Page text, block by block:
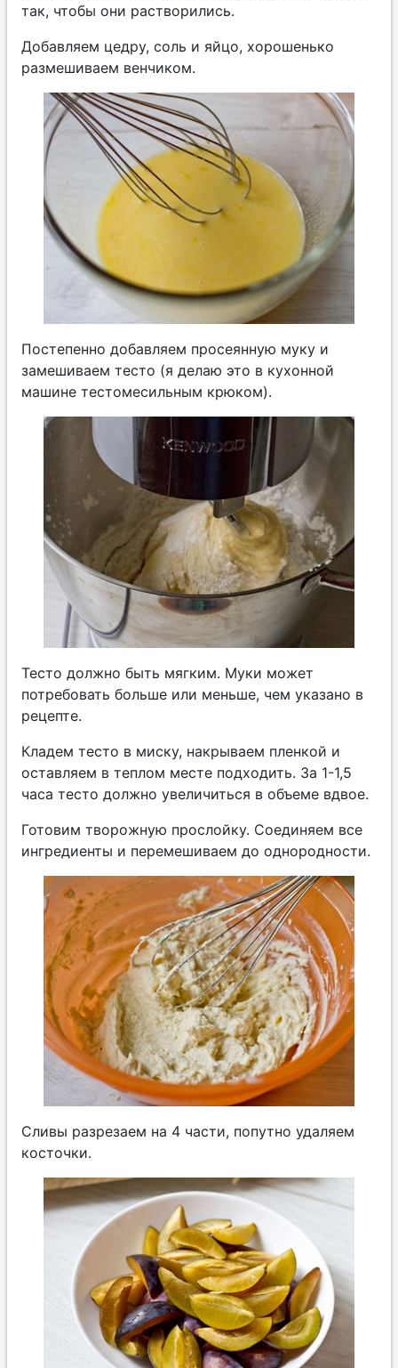
так, чтобы они растворились.
Добавляем цедру, соль и яйцо, хорошенько
размешиваем венчиком.
Постепенно добавляем просеянную муку и
замешиваем тесто (я делаю это в кухонной
машине тестомесильным крюком).
Тесто должно быть мягким. Муки может
потребовать больше или меньше, чем указано в
рецепте.
Кладем тесто в миску, накрываем пленкой и
оставляем в теплом месте подходить. За 1-1,5
часа тесто должно увеличиться в объеме вдвое.
Готовим творожную прослойку. Соединяем все
ингредиенты и перемешиваем до однородности.
Сливы разрезаем на 4 части, попутно удаляем
косточки.